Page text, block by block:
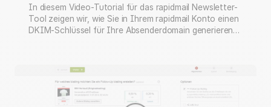
In diesem Video-Tutorial für das rapidmail Newsletter-
Tool zeigen wir, wie Sie in Ihrem rapidmail Konto einen
DKIM-Schlüssel für Ihre Absenderdomain generieren
System) eintragen können. Das Validierungsverfahren
Marketing eingesetzt, um eine maximale Sicherheit in